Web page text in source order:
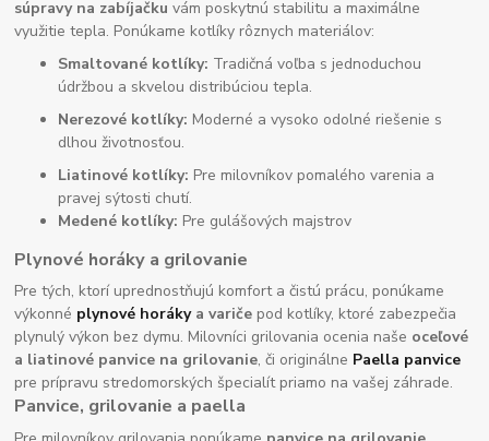
súpravy na zabíjačku vám poskytnú stabilitu a maximálne
využitie tepla. Ponúkame kotlíky rôznych materiálov:
Smaltované kotlíky: Tradičná voľba s jednoduchou
údržbou a skvelou distribúciou tepla.
Nerezové kotlíky: Moderné a vysoko odolné riešenie s
dlhou životnosťou.
Liatinové kotlíky: Pre milovníkov pomalého varenia a
pravej sýtosti chutí.
Medené kotlíky: Pre gulášových majstrov
Plynové horáky a grilovanie
Pre tých, ktorí uprednostňujú komfort a čistú prácu, ponúkame
výkonné plynové horákya variče pod kotlíky, ktoré zabezpečia
plynulý výkon bez dymu. Milovníci grilovania ocenia naše oceľové
a liatinové panvice na grilovanie, či originálne Paella panvice
pre prípravu stredomorských špecialít priamo na vašej záhrade.
Panvice, grilovanie a paella